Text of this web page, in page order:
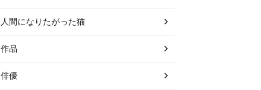
人間になりたがった猫
作品
俳優